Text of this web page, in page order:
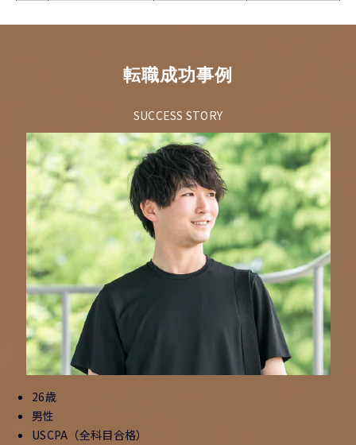
転職成功事例
SUCCESS STORY
26歳
男性
USCPA（全科目合格）